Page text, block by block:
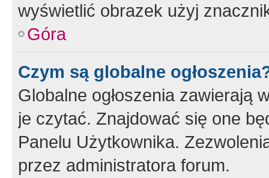
wyświetlić obrazek użyj
Góra
Czym są globalne
Globalne ogłoszenia zawierają
je czytać. Znajdować się one
Panelu Użytkownika.
przez administratora forum.